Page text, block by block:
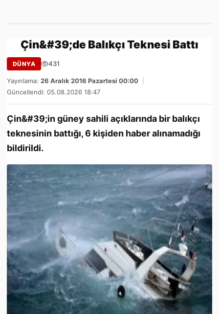
Çin&#39;de Balıkçı Teknesi Battı
DÜNYA 431
Yayınlama: 26 Aralık 2016 Pazartesi 00:00
Güncellendi: 05.08.2026 18:47
Çin&#39;in güney sahili açıklarında bir balıkçı
teknesinin battığı, 6 kişiden haber alınamadığı
bildirildi.